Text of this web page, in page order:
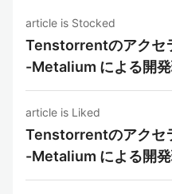
article is Stocked
Tenstorrentのアク
-Metalium による開
article is Liked
Tenstorrentのアク
-Metalium による開